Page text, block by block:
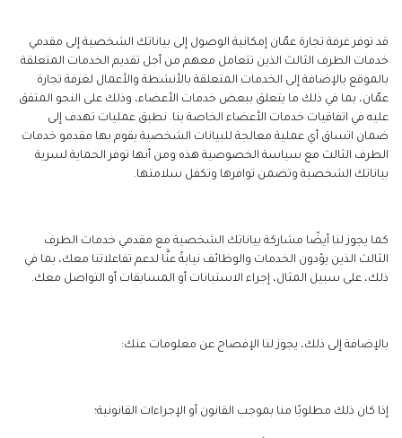
قد توفر غرفة تجارة عمّان إمكانية الوصول إلى بياناتك الشخصية إلى مقدمي
خدمات الطرف الثالث الذين تتعامل معهم من أجل تقديم الخدمات المتعلقة
بالموقع بالإضافة إلى الخدمات المتعلقة بالأنشطة والأعمال لغرفة تجارة
عمّان، بما في ذلك ما يتعلق ببعض خدمات الأعضاء، وذلك على النحو المتفق
عليه في اتفاقيات خدمات الأعضاء الخاصة بنا. نطبق عمليات تهدف إلى
ضمان اتساق أي عملية معالجة للبيانات الشخصية يقوم بها مقدمو خدمات
الطرف الثالث مع سياسة الخصوصية هذه ومن أنها توفر الحماية لسرية
بياناتك الشخصية وتضمن توافرها وتكفل سلامتها.
كما يجوز لنا أيضًا مشاركة بياناتك الشخصية مع مقدمي خدمات الطرف
الثالث الذين يؤدون الخدمات والوظائف نيابةً عنَّا لدعم تفاعلاتنا معك، بما في
ذلك، على سبيل المثال، إجراء الاستبانات أو المسابقات أو التواصل معك.
بالإضافة إلى ذلك، يجوز لنا الإفصاح عن معلومات عنك:
إذا كان ذلك مطلوبًا منا بموجب القانون أو الإجراءات القانونية؛